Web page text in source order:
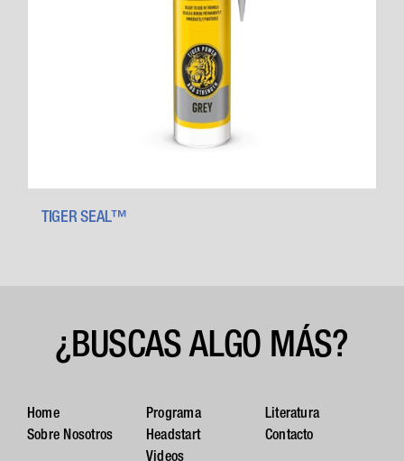
TIGER SEAL™
¿BUSCAS ALGO MÁS?
Home
Sobre Nosotros
Programa
Headstart
Videos
Literatura
Contacto